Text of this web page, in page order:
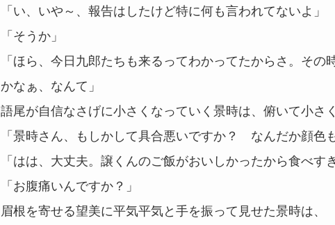
「い、いや～、報告はしたけど特に何も言われてないよ」
「そうか」
「ほら、今日九郎たちも来るってわかってたからさ。その
かなぁ、なんて」
語尾が自信なさげに小さくなっていく景時は、俯いて小さ
「景時さん、もしかして具合悪いですか？ なんだか顔色
「はは、大丈夫。譲くんのご飯がおいしかったから食べす
「お腹痛いんですか？」
眉根を寄せる望美に平気平気と手を振って見せた景時は、